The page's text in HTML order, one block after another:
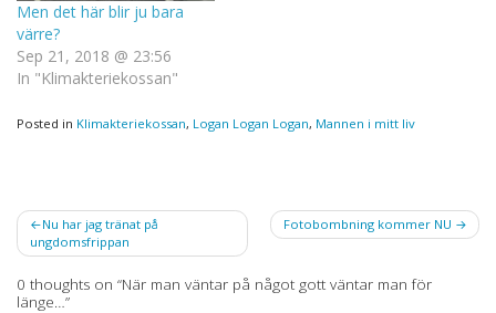
Men det här blir ju bara
värre?
Sep 21, 2018 @ 23:56
In "Klimakteriekossan"
Posted in Klimakteriekossan, Logan Logan Logan, Mannen i mitt liv
Post
navigation
Nu har jag tränat på
ungdomsfrippan
Fotobombning kommer NU
0 thoughts on “När man väntar på något gott väntar man för
länge…”